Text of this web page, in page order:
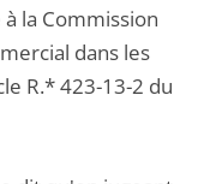
la Commission
dans les
R.* 423-13-2 du